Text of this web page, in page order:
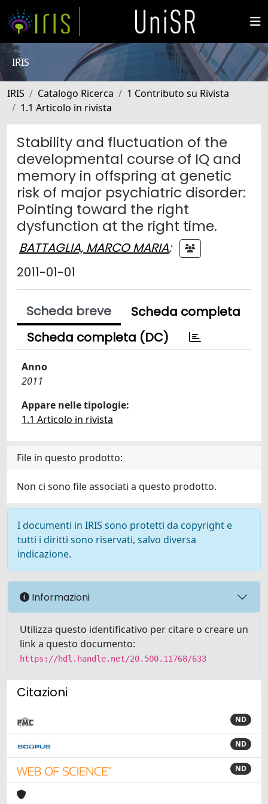
IRIS
IRIS Catalogo Ricerca
1 Contributo su Rivista
1.1 Articolo in rivista
Stability and fluctuation of the
developmental course of IQ and
memory in offspring at genetic
risk of major psychiatric disorder:
Pointing toward the right
dysfunction at the right time.
BATTAGLIA, MARCO MARIA;
2011-01-01
Scheda breve
Scheda completa
Scheda completa (DC)
Anno
2011
Appare nelle tipologie:
1.1 Articolo in rivista
File in questo prodotto:
Non ci sono file associati a questo prodotto.
I documenti in IRIS sono protetti da copyright e
tutti i diritti sono riservati, salvo diversa
indicazione.
Informazioni
Utilizza questo identificativo per citare o creare un
link a questo documento:
https://hdl.handle.net/20.500.11768/633
Citazioni
ND
ND
ND